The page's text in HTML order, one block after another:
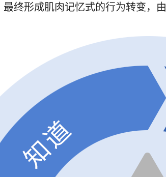
最终形成肌肉记忆式的行为转变，